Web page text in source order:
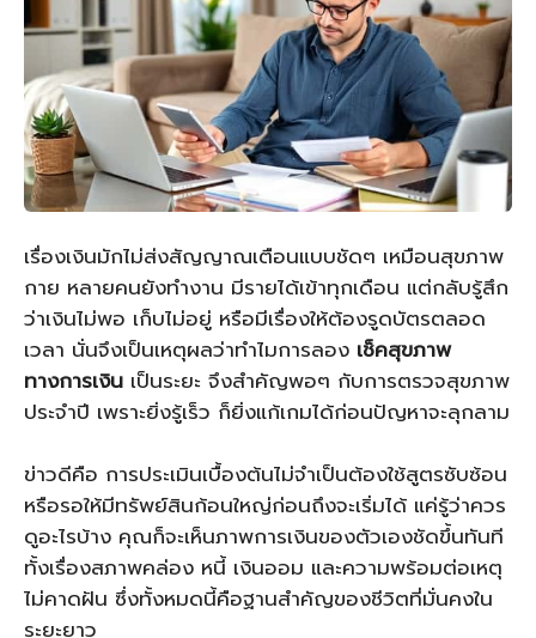
เรื่องเงินมักไม่ส่งสัญญาณเตือนแบบชัดๆ เหมือนสุขภาพ
กาย หลายคนยังทำงาน มีรายได้เข้าทุกเดือน แต่กลับรู้สึก
ว่าเงินไม่พอ เก็บไม่อยู่ หรือมีเรื่องให้ต้องรูดบัตรตลอด
เวลา นั่นจึงเป็นเหตุผลว่าทำไมการลอง เช็คสุขภาพ
ทางการเงิน เป็นระยะ จึงสำคัญพอๆ กับการตรวจสุขภาพ
ประจำปี เพราะยิ่งรู้เร็ว ก็ยิ่งแก้เกมได้ก่อนปัญหาจะลุกลาม
ข่าวดีคือ การประเมินเบื้องต้นไม่จำเป็นต้องใช้สูตรซับซ้อน
หรือรอให้มีทรัพย์สินก้อนใหญ่ก่อนถึงจะเริ่มได้ แค่รู้ว่าควร
ดูอะไรบ้าง คุณก็จะเห็นภาพการเงินของตัวเองชัดขึ้นทันที
ทั้งเรื่องสภาพคล่อง หนี้ เงินออม และความพร้อมต่อเหตุ
ไม่คาดฝัน ซึ่งทั้งหมดนี้คือฐานสำคัญของชีวิตที่มั่นคงใน
ระยะยาว